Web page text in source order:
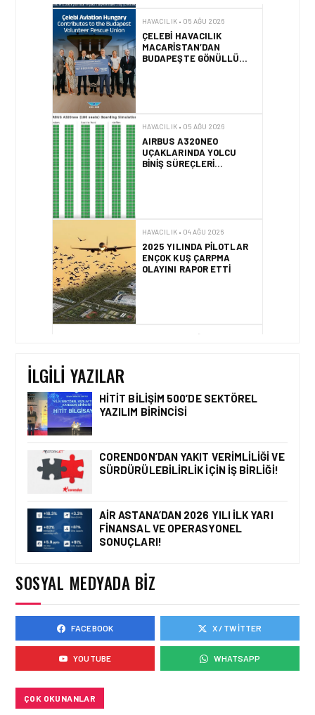
ÇELEBI HAVACILIK
MACARISTAN’DAN
BUDAPEŞTE GÖNÜLLÜ
KURTARMA BIRLIĞI’NE
ANLAMLI DESTEK!
AIRBUS A320NEO
BINIŞ SÜREÇLERI
SIMÜLASYONLA TEST
EDILDI!
2025 YILINDA PILOTLAR
ENÇOK KUŞ ÇARPMA
OLAYINI RAPOR ETTI
IFATCA 2027 YILLIK
BIRINCISI
HAVACILIK • 05 AĞU 2026
YAKIT MALIYETLERINDEKI
ALINIYOR?
HAVACILIK • 05 AĞU 2026
ÇELEBI HAVACILIK
MACARISTAN’DAN
BUDAPEŞTE GÖNÜLLÜ
İLGILI YAZILAR
HITIT BILIŞIM 500’DE SEKTÖREL
YAZILIM BIRINCISI
CORENDON’DAN YAKIT VERIMLILIĞI VE
SÜRDÜRÜLEBILIRLIK IÇIN İŞ BIRLIĞI!
AIR ASTANA’DAN 2026 YILI İLK YARI
FINANSAL VE OPERASYONEL
SONUÇLARI!
SOSYAL MEDYADA BIZ
FACEBOOK X / TWITTER
YOUTUBE WHATSAPP
ÇOK OKUNANLAR